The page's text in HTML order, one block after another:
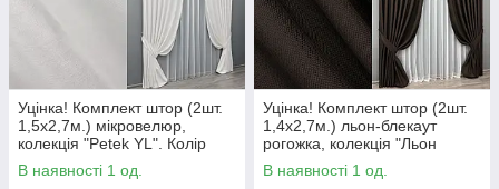
Уцінка! Комплект штор (2шт.
1,5х2,7м.) мікровелюр,
колекція "Petek YL". Колір
білий. Код 2021ш 38-330
В наявності 1 од.
Уцінка! Комплект штор (2шт.
1,4х2,7м.) льон-блекаут
рогожка, колекція "Льон
Мішковина". Колір венге. Код
1180ш 38-327
В наявності 1 од.